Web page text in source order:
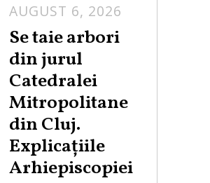
AUGUST 6, 2026
Se taie arbori
din jurul
Catedralei
Mitropolitane
din Cluj.
Explicațiile
Arhiepiscopiei